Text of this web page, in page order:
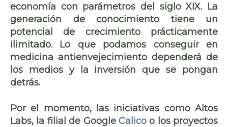
economía con parámetros del siglo XIX. La
generación de conocimiento tiene un
potencial de crecimientoprácticamente
ilimitado. Lo que podamos conseguir en
medicina antienvejecimiento dependerá de
los medios y la inversión que se pongan
detrás.
Por el momento, las iniciativas como Altos
Labs, la filial de Google Calicoo los proyectos